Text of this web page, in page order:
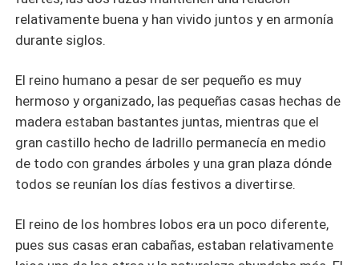
relativamente buena y han vivido juntos y en armonía
durante siglos.
El reino humano a pesar de ser pequeño es muy
hermoso y organizado, las pequeñas casas hechas de
madera estaban bastantes juntas, mientras que el
gran castillo hecho de ladrillo permanecía en medio
de todo con grandes árboles y una gran plaza dónde
todos se reunían los días festivos a divertirse.
El reino de los hombres lobos era un poco diferente,
pues sus casas eran cabañas, estaban relativamente